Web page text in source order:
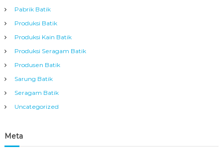
Pabrik Batik
Produksi Batik
Produksi Kain Batik
Produksi Seragam Batik
Produsen Batik
Sarung Batik
Seragam Batik
Uncategorized
Meta